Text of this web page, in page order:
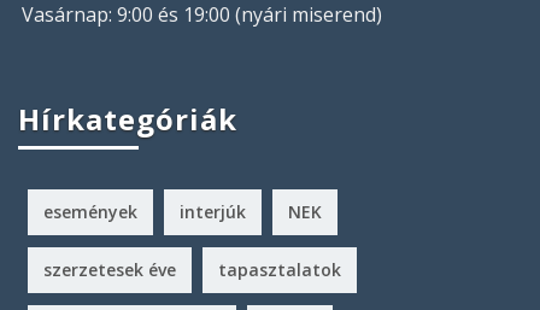
Vasárnap: 9:00 és 19:00 (nyári miserend)
Hírkategóriák
események interjúk NEK
szerzetesek éve tapasztalatok